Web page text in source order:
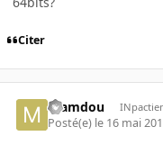
Citer
mamdou
Posté(e) le 16 mai